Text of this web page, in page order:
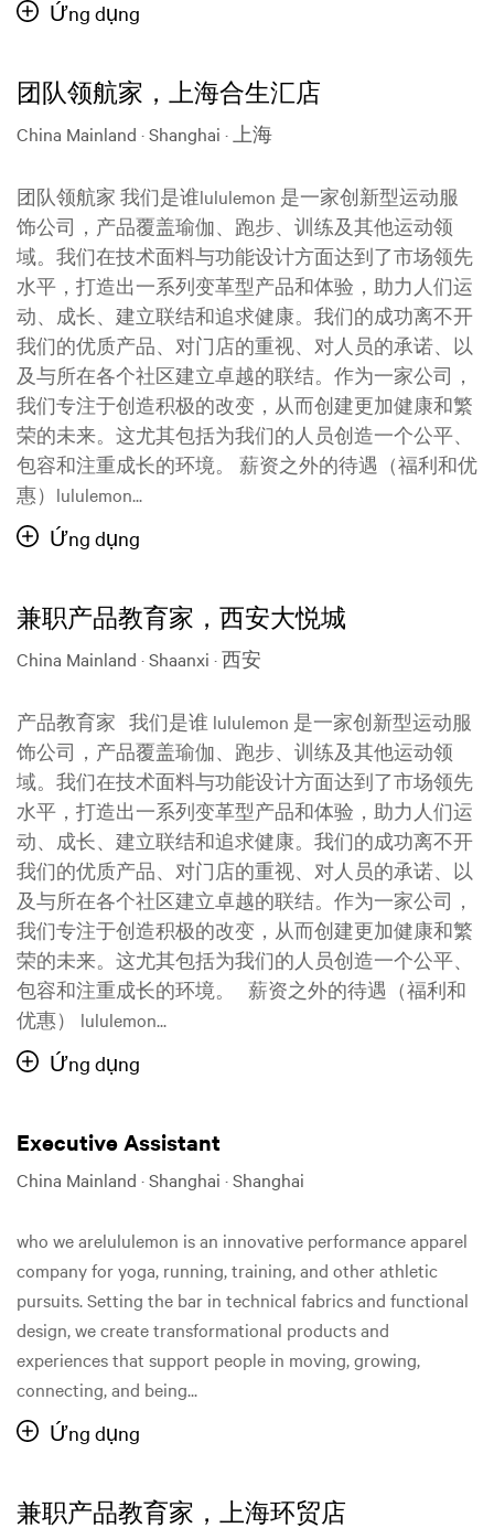
Ứng dụng
团队领航家，上海合生汇店
China Mainland · Shanghai · 上海
团队领航家 我们是谁lululemon 是一家创新型运动服
饰公司，产品覆盖瑜伽、跑步、训练及其他运动领
域。我们在技术面料与功能设计方面达到了市场领先
水平，打造出一系列变革型产品和体验，助力人们运
动、成长、建立联结和追求健康。我们的成功离不开
我们的优质产品、对门店的重视、对人员的承诺、以
及与所在各个社区建立卓越的联结。作为一家公司，
我们专注于创造积极的改变，从而创建更加健康和繁
荣的未来。这尤其包括为我们的人员创造一个公平、
包容和注重成长的环境。 薪资之外的待遇（福利和优
惠）lululemon...
Ứng dụng
兼职产品教育家，西安大悦城
China Mainland · Shaanxi · 西安
产品教育家 我们是谁 lululemon 是一家创新型运动服
饰公司，产品覆盖瑜伽、跑步、训练及其他运动领
域。我们在技术面料与功能设计方面达到了市场领先
水平，打造出一系列变革型产品和体验，助力人们运
动、成长、建立联结和追求健康。我们的成功离不开
我们的优质产品、对门店的重视、对人员的承诺、以
及与所在各个社区建立卓越的联结。作为一家公司，
我们专注于创造积极的改变，从而创建更加健康和繁
荣的未来。这尤其包括为我们的人员创造一个公平、
包容和注重成长的环境。 薪资之外的待遇（福利和
优惠） lululemon...
Ứng dụng
Executive Assistant
China Mainland · Shanghai · Shanghai
who we arelululemon is an innovative performance apparel
company for yoga, running, training, and other athletic
pursuits. Setting the bar in technical fabrics and functional
design, we create transformational products and
experiences that support people in moving, growing,
connecting, and being...
Ứng dụng
兼职产品教育家，上海环贸店